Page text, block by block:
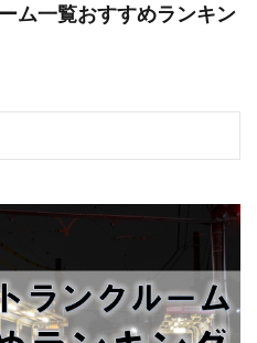
ム一覧おすすめランキン